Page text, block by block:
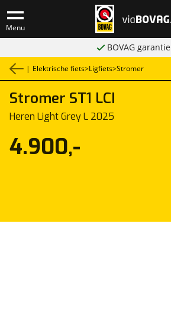
Menu
BOVAG garantie
| Elektrische fiets>Ligfiets>Stromer
Stromer ST1 LCI
Heren Light Grey L 2025
4.900,-